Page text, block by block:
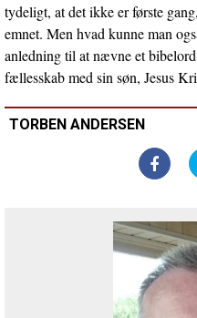
tydeligt, at det ikke er første
emnet. Men hvad kunne man
anledning til at nævne et
fællesskab med sin søn, Jesus
TORBEN ANDERSEN